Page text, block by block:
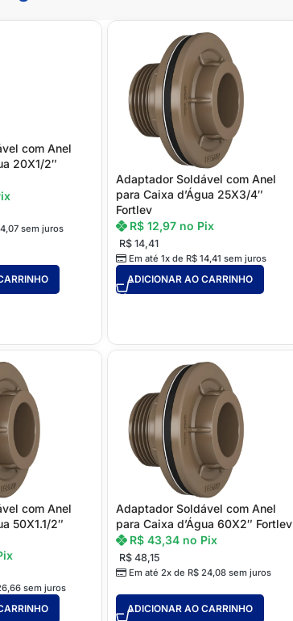
Perfil para Steel
Placa Cimentícia e Glasroc
PISO LAMINADO E VINÍLICO
Acessórios Laminado
Autonivelantes, Colas e Primers
Piso Laminado
com Anel
20X1/2″
sem juros
Adaptador Soldável com Anel
para Caixa d’Água 25X3/4″
Fortlev
R$14,41
Em até 1x de R$ 14,41 sem juros
R$ 12,97 no Pix
ADICIONAR AO CARRINHO
com Anel
50X1.1/2″
sem juros
Adaptador Soldável com Anel
para Caixa d’Água 60X2″ Fortlev
R$48,15
Em até 2x de R$ 24,08 sem juros
R$ 43,34 no Pix
ADICIONAR AO CARRINHO